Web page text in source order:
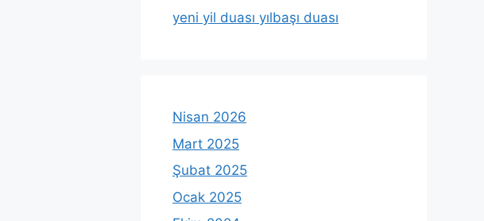
yeni yil duası yılbaşı duası
Nisan 2026
Mart 2025
Şubat 2025
Ocak 2025